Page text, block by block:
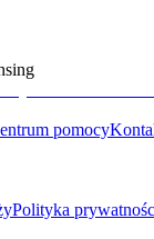
pomocy
Polityka